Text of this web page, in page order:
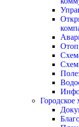
Городское